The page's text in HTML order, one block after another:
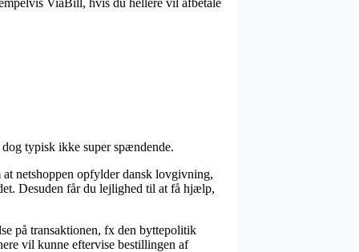
typisk ikke super spændende.
netshoppen opfylder dansk lovgivning,
Desuden får du lejlighed til at få hjælp,
på transaktionen, fx den byttepolitik
vil kunne eftervise bestillingen af